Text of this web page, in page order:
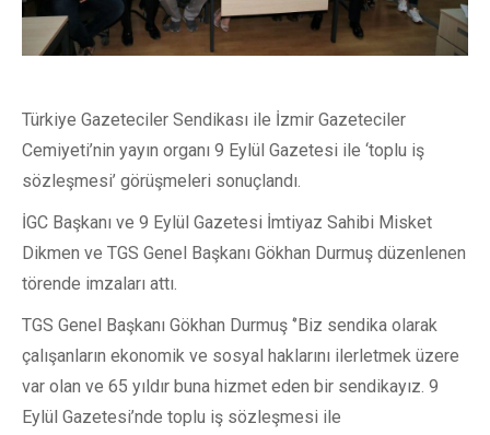
Türkiye Gazeteciler Sendikası ile İzmir Gazeteciler
Cemiyeti’nin yayın organı 9 Eylül Gazetesi ile ‘toplu iş
sözleşmesi’ görüşmeleri sonuçlandı.
İGC Başkanı ve 9 Eylül Gazetesi İmtiyaz Sahibi Misket
Dikmen ve TGS Genel Başkanı Gökhan Durmuş düzenlenen
törende imzaları attı.
TGS Genel Başkanı Gökhan Durmuş ‘’Biz sendika olarak
çalışanların ekonomik ve sosyal haklarını ilerletmek üzere
var olan ve 65 yıldır buna hizmet eden bir sendikayız. 9
Eylül Gazetesi’nde toplu iş sözleşmesi ile